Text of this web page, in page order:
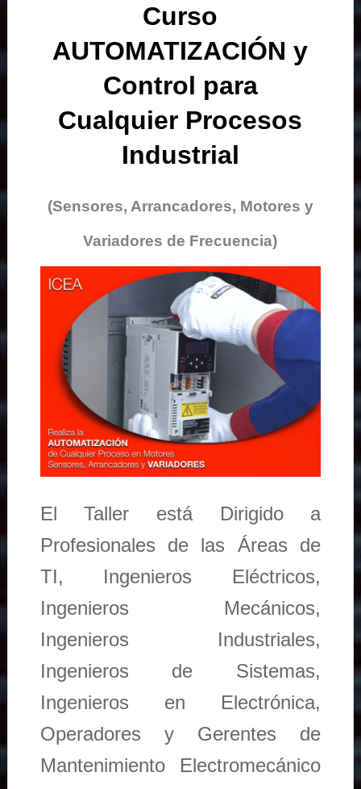
Curso
AUTOMATIZACIÓN y
Control para
Cualquier Procesos
Industrial
(Sensores, Arrancadores, Motores y
Variadores de Frecuencia)
El Taller está Dirigido a
Profesionales de las Áreas de
TI, Ingenieros Eléctricos,
Ingenieros Mecánicos,
Ingenieros Industriales,
Ingenieros de Sistemas,
Ingenieros en Electrónica,
Operadores y Gerentes de
Mantenimiento Electromecánico